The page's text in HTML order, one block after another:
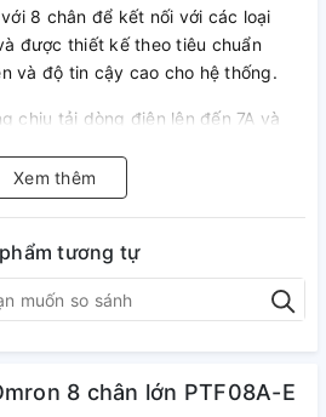
8 chân để kết nối với các loại
được thiết kế theo tiêu chuẩn
và độ tin cậy cao cho hệ thống.
chịu tải dòng điện lên đến 7A và
có đặc tính chịu được nhiệt độ và
ứng dụng trong môi trường
trội như độ bền, độ tin cậy cao và
8 chân lớn PTF08A-E của hãng
tử và công nghiệp.
Xem thêm
tương tự
8 chân lớn PTF08A-E